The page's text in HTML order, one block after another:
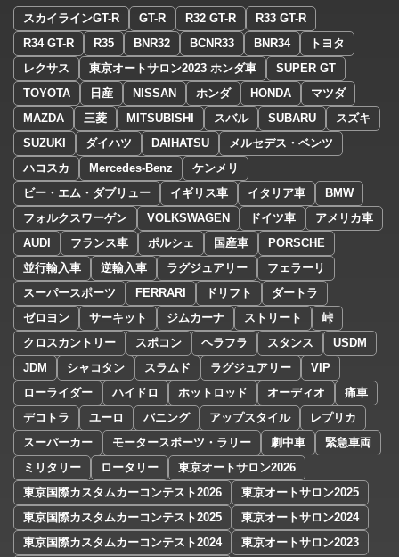
スカイラインGT-R GT-R R32 GT-R
R33 GT-R
R34 GT-R
R35 BNR32 BCNR33 BNR34
トヨタ
レクサス
東京オートサロン2023 ホンダ車
SUPER GT
TOYOTA
日産 NISSAN ホンダ HONDA
マツダ
MAZDA
三菱 MITSUBISHI スバル SUBARU
スズキ
SUZUKI
ダイハツ DAIHATSU
メルセデス・ベンツ
ハコスカ
Mercedes-Benz
ケンメリ
ビー・エム・ダブリュー
イギリス車 イタリア車
BMW
フォルクスワーゲン
VOLKSWAGEN ドイツ車
アメリカ車
AUDI
フランス車 ポルシェ 国産車
PORSCHE
並行輸入車
逆輸入車 ラグジュアリー
フェラーリ
スーパースポーツ
FERRARI ドリフト
ダートラ
ゼロヨン
サーキット ジムカーナ ストリート
峠
クロスカントリー
スポコン ヘラフラ スタンス
USDM
JDM
シャコタン スラムド ラグジュアリー
VIP
ローライダー
ハイドロ ホットロッド オーディオ
痛車
デコトラ
ユーロ バニング アップスタイル
レプリカ
スーパーカー
モータースポーツ・ラリー 劇中車
緊急車両
ミリタリー
ロータリー
東京オートサロン2026
東京国際カスタムカーコンテスト2026
東京オートサロン2025
東京国際カスタムカーコンテスト2025
東京オートサロン2024
東京国際カスタムカーコンテスト2024
東京オートサロン2023